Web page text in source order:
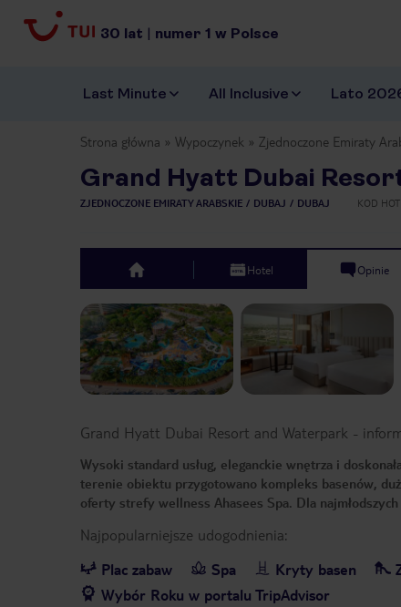
30 lat | numer 1 w Polsce
Last Minute All Inclusive Lato
Strona główna Wypoczynek Zjednoczone Emiraty
Grand Hyatt Dubai
ZJEDNOCZONE EMIRATY ARABSKIE DUBAJ DUBAJ KOD
top Hotel Opinie
Previous slide
Grand Hyatt Dubai Resort and Waterpark -
Wysoki standard usług, eleganckie wnętrza i
terenie obiektu przygotowano kompleks basenów,
oferty strefy wellness Ahasees Spa. Dla
Najpopularniejsze udogodnienia:
Plac zabaw
Spa Kryty basen
Wybór Roku w portalu TripAdvisor